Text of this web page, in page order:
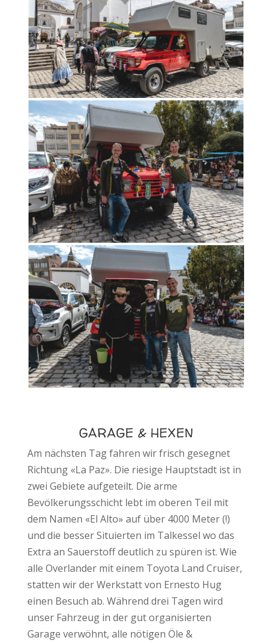
GARAGE & HEXEN
Am nächsten Tag fahren wir frisch gesegnet
Richtung «La Paz». Die riesige Hauptstadt ist in
zwei Gebiete aufgeteilt. Die arme
Bevölkerungsschicht lebt im oberen Teil mit
dem Namen «El Alto» auf über 4000 Meter (!)
und die besser Situierten im Talkessel wo das
Extra an Sauerstoff deutlich zu spüren ist. Wie
alle Overlander mit einem Toyota Land Cruiser,
statten wir der Werkstatt von Ernesto Hug
einen Besuch ab. Während drei Tagen wird
unser Fahrzeug in der gut organisierten
Garage verwöhnt, alle nötigen Öle &